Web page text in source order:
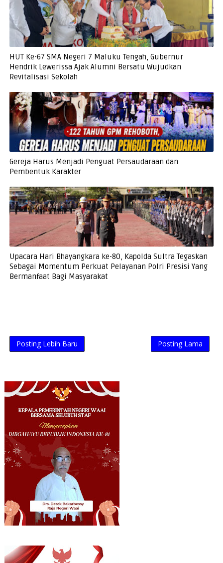
HUT Ke-67 SMA Negeri 7 Maluku Tengah, Gubernur
Hendrik Lewerissa Ajak Alumni Bersatu Wujudkan
Revitalisasi Sekolah
Gereja Harus Menjadi Penguat Persaudaraan dan
Pembentuk Karakter
Upacara Hari Bhayangkara ke-80, Kapolda Sultra Tegaskan
Sebagai Momentum Perkuat Pelayanan Polri Presisi Yang
Bermanfaat Bagi Masyarakat
Posting Lebih Baru Posting Lama